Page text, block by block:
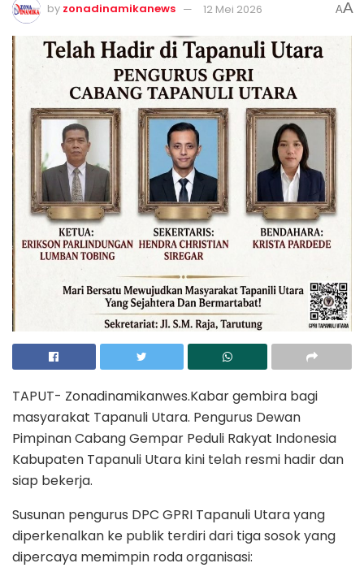
by zonadinamikanews 12 Mei 2026 AA
TAPUT- Zonadinamikanwes.Kabar gembira bagi
masyarakat Tapanuli Utara. Pengurus Dewan
Pimpinan Cabang Gempar Peduli Rakyat Indonesia
Kabupaten Tapanuli Utara kini telah resmi hadir dan
siap bekerja.
Susunan pengurus DPC GPRI Tapanuli Utara yang
diperkenalkan ke publik terdiri dari tiga sosok yang
dipercaya memimpin roda organisasi: